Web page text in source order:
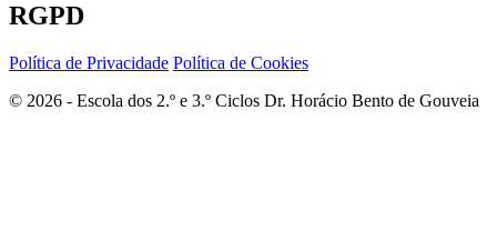
RGPD
Política de Privacidade Política de Cookies
© 2026 - Escola dos 2.º e 3.º Ciclos Dr. Horácio Bento de Gouveia